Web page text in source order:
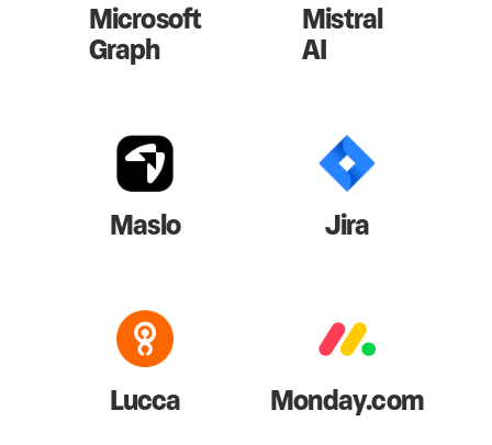
Microsoft
Graph
Mistral
AI
Maslo Jira
Lucca Monday.com